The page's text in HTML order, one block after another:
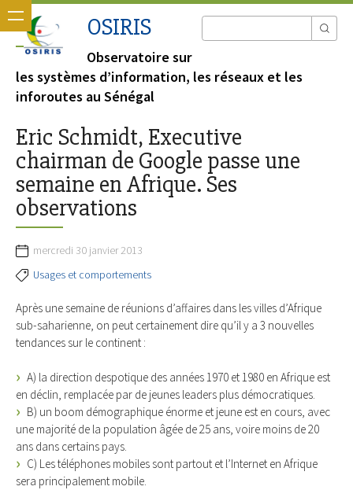
OSIRIS
Observatoire sur
les systèmes d’information, les réseaux et les
inforoutes au Sénégal
Eric Schmidt, Executive
chairman de Google passe une
semaine en Afrique. Ses
observations
mercredi 30 janvier 2013
Usages et comportements
Après une semaine de réunions d’affaires dans les villes d’Afrique
sub-saharienne, on peut certainement dire qu’il y a 3 nouvelles
tendances sur le continent :
A) la direction despotique des années 1970 et 1980 en Afrique est
en déclin, remplacée par de jeunes leaders plus démocratiques.
B) un boom démographique énorme et jeune est en cours, avec
une majorité de la population âgée de 25 ans, voire moins de 20
ans dans certains pays.
C) Les téléphones mobiles sont partout et l’Internet en Afrique
sera principalement mobile.